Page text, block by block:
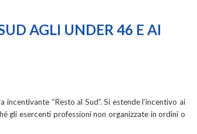
AGLI UNDER 46 E AI
“Resto al Sud”. Si estende l’incentivo ai
gli esercenti professioni non organizzate in ordini o